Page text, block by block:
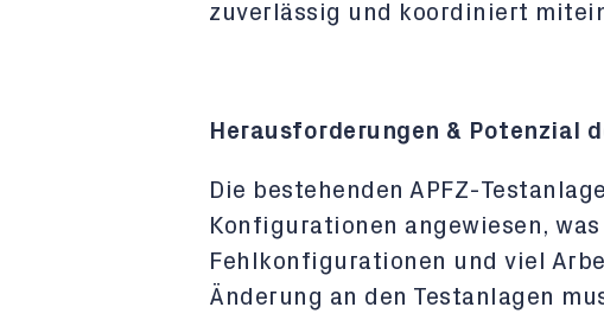
zuverlässig und koordiniert
Herausforderungen & Potenzial
Die bestehenden APFZ-
Konfigurationen angewiesen,
Fehlkonfigurationen und viel
Änderung an den Testanlagen